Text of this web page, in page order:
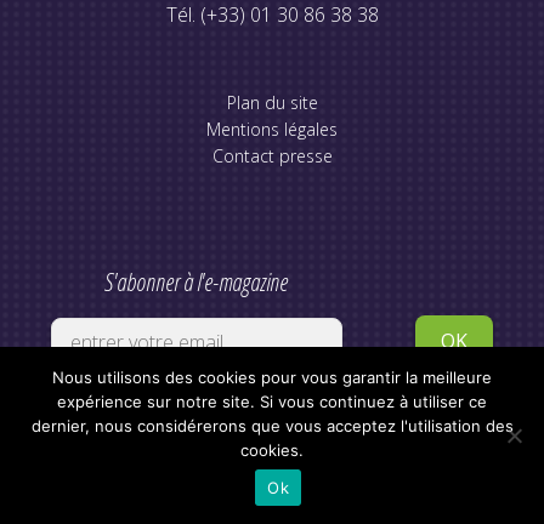
Tél. (+33) 01 30 86 38 38
Plan du site
Mentions légales
Contact presse
S'abonner à l'e-magazine
Nous utilisons des cookies pour vous garantir la meilleure
expérience sur notre site. Si vous continuez à utiliser ce
dernier, nous considérerons que vous acceptez l'utilisation des
cookies.
Ok